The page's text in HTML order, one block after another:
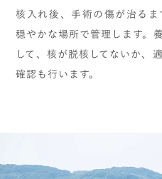
核入れ後、手術の傷が治る
穏やかな場所で管理します。
して、核が脱核してないか、
確認も行います。